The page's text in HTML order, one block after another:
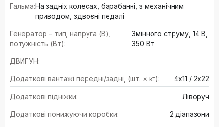
Гальма:На задніх колесах, барабанні, з механічним
приводом, здвоєні педалі
Генератор – тип, напруга (В),
потужність (Вт):
Змінного струму, 14 В,
350 Вт
ДВИГУН:
Додаткові вантажі передні/задні, (шт. × кг): 4х11 / 2х22
Додаткові підніжки: Ліворуч
Додаткові понижуючи коробки: 2 діапазони